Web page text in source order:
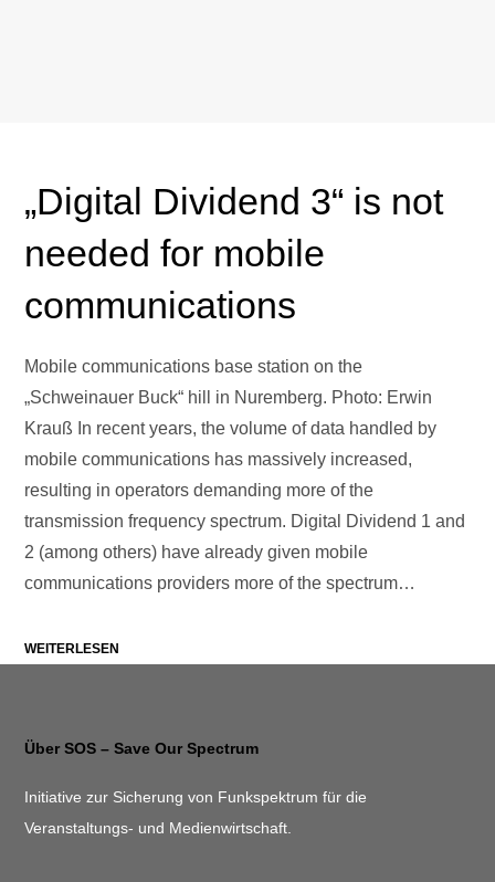
„Digital Dividend 3“ is not
needed for mobile
communications
Mobile communications base station on the
„Schweinauer Buck“ hill in Nuremberg. Photo: Erwin
Krauß In recent years, the volume of data handled by
mobile communications has massively increased,
resulting in operators demanding more of the
transmission frequency spectrum. Digital Dividend 1 and
2 (among others) have already given mobile
communications providers more of the spectrum…
WEITERLESEN
Über SOS – Save Our Spectrum
Initiative zur Sicherung von Funkspektrum für die
Veranstaltungs- und Medienwirtschaft.